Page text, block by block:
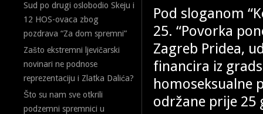
Sud po drugi oslobodio Skeju i
12 HOS-ovaca zbog
pozdrava “Za dom spremni”
Zašto ekstremni ljevičarski
novinari ne podnose
reprezentaciju i Zlatka Dalića?
Što su nam sve otkrili
podzemni spremnici u
Pod sloganom
25. “Povorka
Zagreb Pridea,
financira iz
homoseksualne
održane prije 25